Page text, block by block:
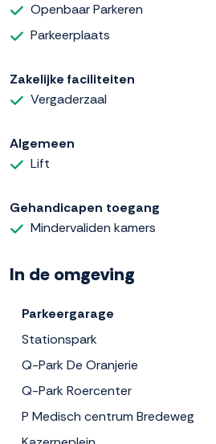
Openbaar Parkeren
Parkeerplaats
Zakelijke faciliteiten
Vergaderzaal
Algemeen
Lift
Gehandicapen toegang
Mindervaliden kamers
In de omgeving
Parkeergarage
Stationspark
Q-Park De Oranjerie
Q-Park Roercenter
P Medisch centrum Bredeweg